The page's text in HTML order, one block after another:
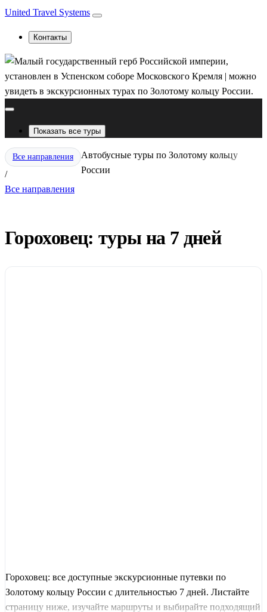
United Travel Systems
Контакты
Показать все туры
Все направления
/
Автобусные туры по Золотому кольцу
России
Все направления
Гороховец: туры на 7 дней
Гороховец: все доступные экскурсионные путевки по
Золотому кольцу России с длительностью 7 дней. Листайте
страницу ниже, изучайте маршруты и выбирайте подходящий